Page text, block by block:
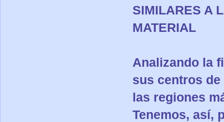
SIMILARES A
MATERIAL
Analizando la
sus centros
las regiones
Tenemos, así,